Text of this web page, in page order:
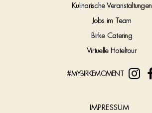
Kulinarische Veranstaltungen
Jobs im Team
Birke Catering
Virtuelle Hoteltour
#MYBIRKEMOMENT
IMPRESSUM